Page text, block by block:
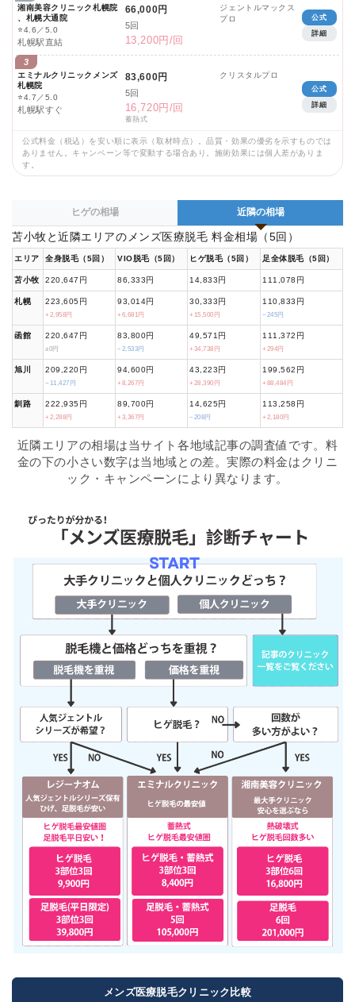
湘南美容クリニック札幌院
、札幌大通院
⭐4.6／5.0
札幌駅直結
66,000円
5回
13,200円/回
ジェントルマックス
プロ
公式
詳細
3
エミナルクリニックメンズ
札幌院
⭐4.7／5.0
札幌駅すぐ
83,600円
5回
16,720円/回
蓄熱式
クリスタルプロ
公式
詳細
公式料金（税込）を安い順に表示（取材時点）。品質・効果の優劣を示すものでは
ありません。キャンペーン等で変動する場合あり。施術効果には個人差がありま
す。
ヒゲの相場 近隣の相場
苫小牧と近隣エリアのメンズ医療脱毛 料金相場（5回）
エリア 全身脱毛（5回） VIO脱毛（5回） ヒゲ脱毛（5回） 足全体脱毛（5回）
苫小牧 220,647円 86,333円 14,833円 111,078円
札幌 223,605円
+2,958円
93,014円
+6,681円
30,333円
+15,500円
110,833円
−245円
函館 220,647円
±0円
83,800円
−2,533円
49,571円
+34,738円
111,372円
+294円
旭川 209,220円
−11,427円
94,600円
+8,267円
43,223円
+28,390円
199,562円
+88,484円
釧路 222,935円
+2,288円
89,700円
+3,367円
14,625円
−208円
113,258円
+2,180円
近隣エリアの相場は当サイト各地域記事の調査値です。料
金の下の小さい数字は当地域との差。実際の料金はクリニ
ック・キャンペーンにより異なります。
メンズ医療脱毛クリニック比較